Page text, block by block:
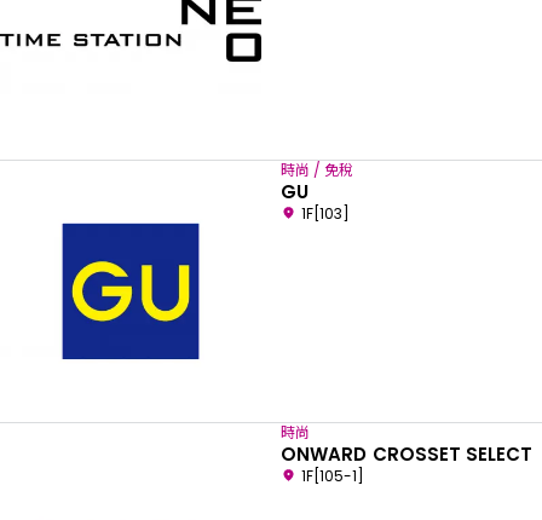
時尚 / 免稅
GU
1F[103]
時尚
ONWARD CROSSET SELECT
1F[105-1]